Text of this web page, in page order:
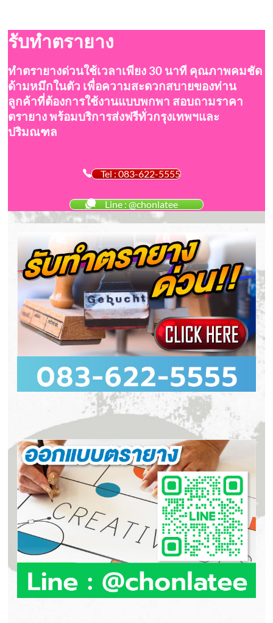
รับทำตรายาง
ทำตรายางด่วนใช้เวลาเพียง 30 นาที คุณภาพคมชัด
ด้ามหมึกในตัว เพื่อความสะดวกสบายของท่าน
ลูกค้าที่ต้องการใช้งานแบบพกพา สอบถามราคา
ตรายาง พร้อมบริการส่งฟรีทั่วกรุงเทพฯและ
ปริมณฑล
Tel : 083-622-5555
Line : @chonlatee